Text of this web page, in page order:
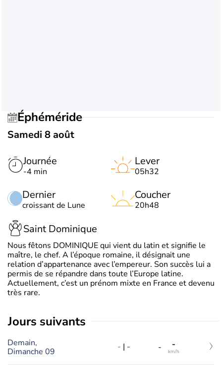
Éphéméride
Samedi 8 août
Journée
-4 min
Dernier
croissant de Lune
Lever
05h32
Coucher
20h48
Saint Dominique
Nous fêtons DOMINIQUE qui vient du latin et signifie le
maître, le chef. A l’époque romaine, il désignait une
relation d’appartenance avec l’empereur. Son succès lui a
permis de se répandre dans toute l’Europe latine.
Actuellement, c’est un prénom mixte en France et devenu
très rare.
jours suivants
Demain,
Dimanche 09
- | - - -
km/h